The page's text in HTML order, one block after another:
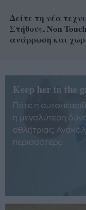
Δείτε τη νέα
Στήθους, Non
ανάρρωση και
Keep her in the
Πότε η
η μεγαλύτερη
αθλήτριας;
περισσότερα